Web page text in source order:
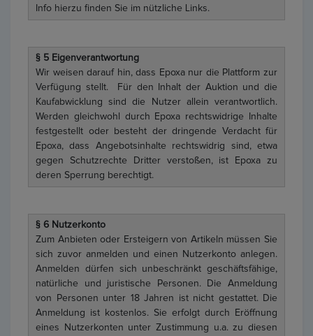
Info hierzu finden Sie im nützliche Links.
§ 5 Eigenverantwortung
Wir weisen darauf hin, dass Epoxa nur die Plattform zur
Verfügung stellt. Für den Inhalt der Auktion und die
Kaufabwicklung sind die Nutzer allein verantwortlich.
Werden gleichwohl durch Epoxa rechtswidrige Inhalte
festgestellt oder besteht der dringende Verdacht für
Epoxa, dass Angebotsinhalte rechtswidrig sind, etwa
gegen Schutzrechte Dritter verstoßen, ist Epoxa zu
deren Sperrung berechtigt.
§ 6 Nutzerkonto
Zum Anbieten oder Ersteigern von Artikeln müssen Sie
sich zuvor anmelden und einen Nutzerkonto anlegen.
Anmelden dürfen sich unbeschränkt geschäftsfähige,
natürliche und juristische Personen. Die Anmeldung
von Personen unter 18 Jahren ist nicht gestattet. Die
Anmeldung ist kostenlos. Sie erfolgt durch Eröffnung
eines Nutzerkonten unter Zustimmung u.a. zu diesen